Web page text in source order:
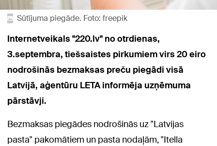
Sūtījuma piegāde. Foto: freepik
Internetveikals "220.lv" no otrdienas,
3.septembra, tiešsaistes pirkumiem virs 20 eiro
nodrošinās bezmaksas preču piegādi visā
Latvijā, aģentūru LETA informēja uzņēmuma
pārstāvji.
Bezmaksas piegādes nodrošinās uz "Latvijas
pasta" pakomātiem un pasta nodaļām, "Itella